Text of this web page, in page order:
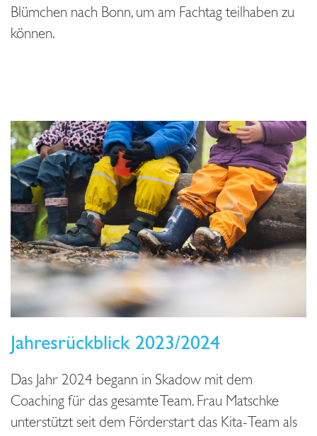
Blümchen nach Bonn, um am Fachtag teilhaben zu
können.
Jahresrückblick 2023/2024
Das Jahr 2024 begann in Skadow mit dem
Coaching für das gesamte Team. Frau Matschke
unterstützt seit dem Förderstart das Kita-Team als